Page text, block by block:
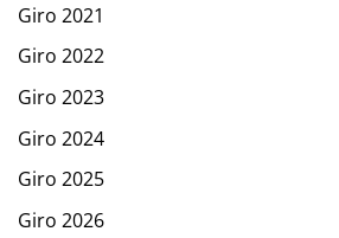
Giro 2021
Giro 2022
Giro 2023
Giro 2024
Giro 2025
Giro 2026